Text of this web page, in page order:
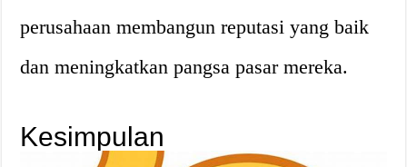
perusahaan membangun reputasi yang baik
dan meningkatkan pangsa pasar mereka.
Kesimpulan